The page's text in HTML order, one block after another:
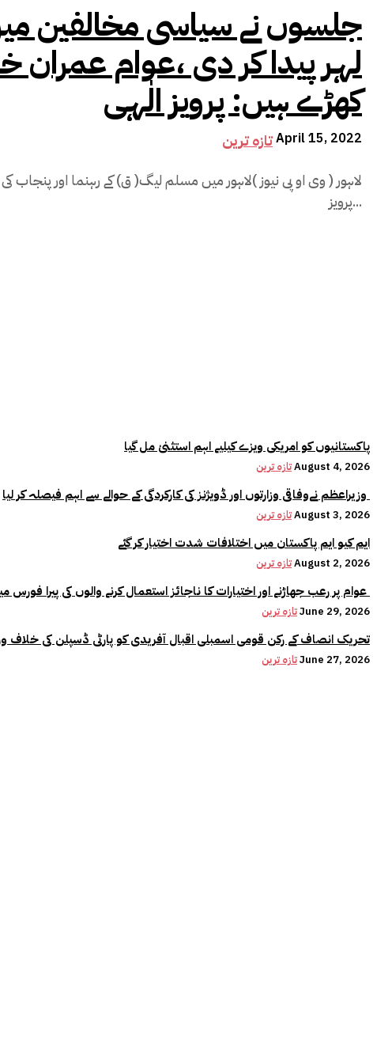
جلسوں نے سیاسی مخالفین
لہر پیدا کر دی ،عوام عمران
کھڑے ہیں‌: پرویز الٰہی
تازہ ترینApril 15, 2022
لاہور ( وی او پی نیوز )لاہور میں مسلم لیگ( ق) کے رہنما اور پنجاب
پرویز...
پاکستانیوں کو امریکی ویزے کیلیے اہم استثنیٰ مل گیا
تازہ ترینAugust 4, 2026
تازہ ترینAugust 3, 2026
ایم کیو ایم پاکستان میں اختلافات شدت اختیار کر گئے
تازہ ترینAugust 2, 2026
تازہ ترینJune 29, 2026
تحریک انصاف کے رکن قومی اسمبلی اقبال آفریدی کو پارٹی ڈسپلن کی خلاف
تازہ ترینJune 27, 2026